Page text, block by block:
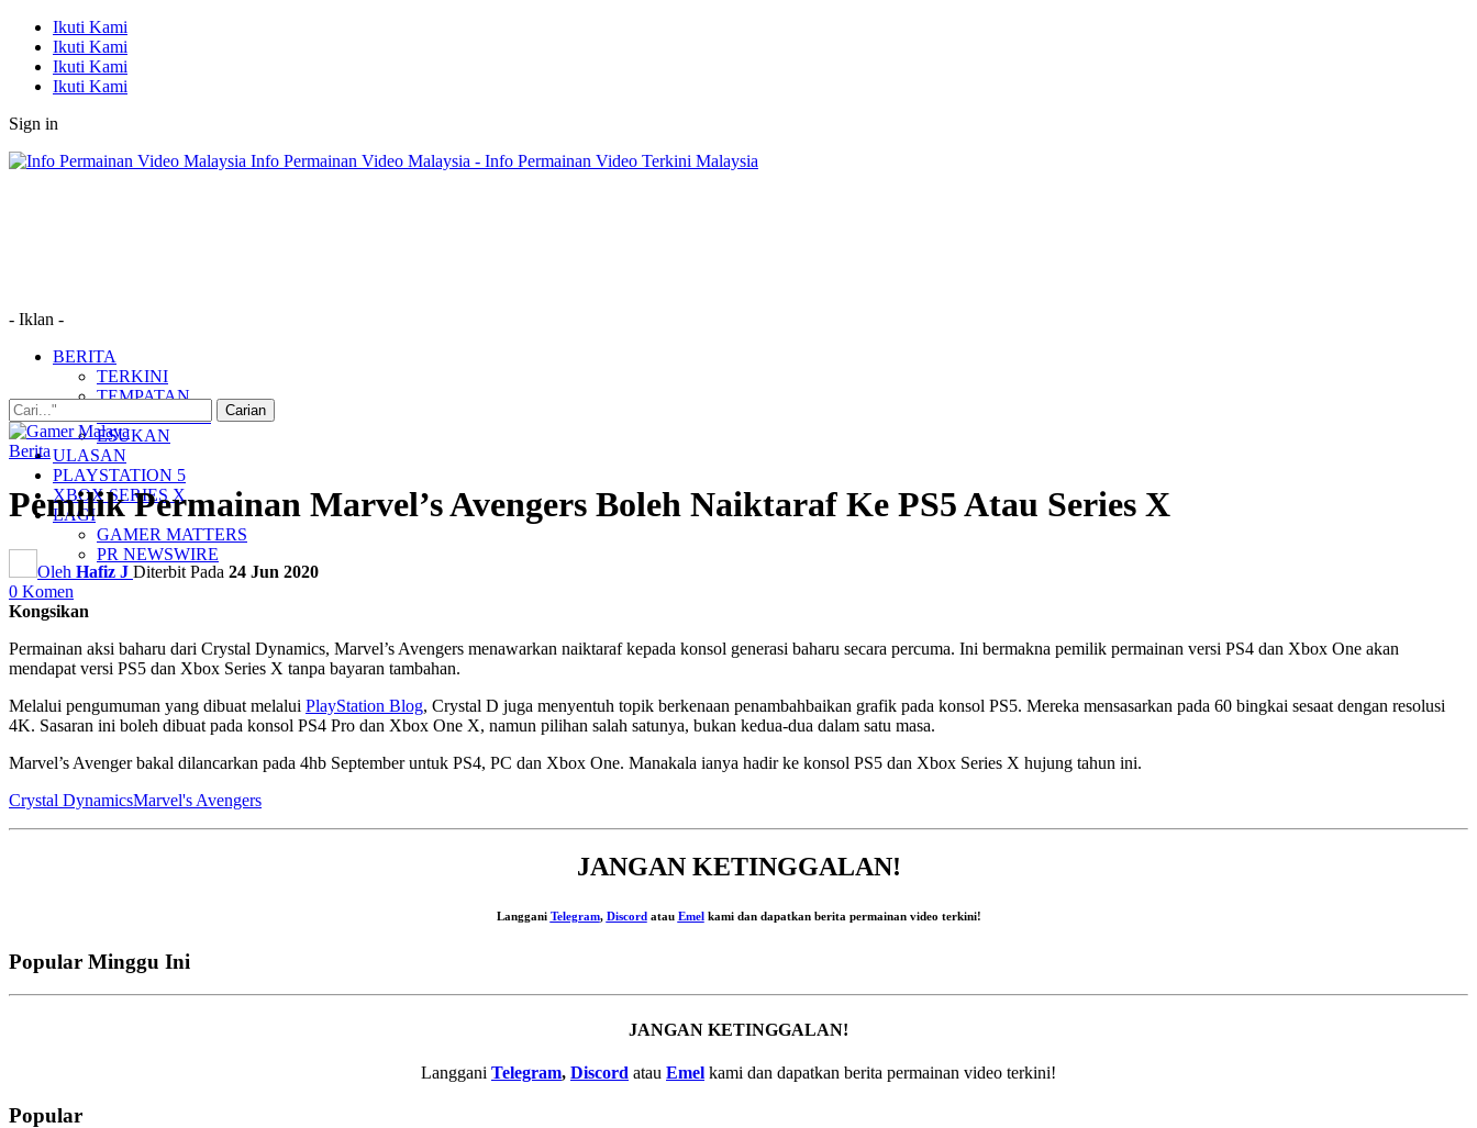
Ikuti Kami
Ikuti Kami
Ikuti Kami
Ikuti Kami
Sign in
Info Permainan Video Malaysia - Info Permainan Video Terkini Malaysia
- Iklan -
BERITA
TERKINI
TEMPATAN
ESUKAN
ULASAN
PLAYSTATION 5
XBOX SERIES X
LAGI
GAMER MATTERS
PR NEWSWIRE
Berita
Pemilik Permainan Marvel’s Avengers Boleh Naiktaraf Ke PS5 Atau Series X
Oleh Hafiz J Diterbit Pada 24 Jun 2020
0 Komen
Kongsikan
Permainan aksi baharu dari Crystal Dynamics, Marvel’s Avengers menawarkan naiktaraf kepada konsol generasi baharu secara percuma. Ini bermakna pemilik permainan versi PS4 dan Xbox One akan
mendapat versi PS5 dan Xbox Series X tanpa bayaran tambahan.
Melalui pengumuman yang dibuat melalui PlayStation Blog, Crystal D juga menyentuh topik berkenaan penambahbaikan grafik pada konsol PS5. Mereka mensasarkan pada 60 bingkai sesaat dengan resolusi
4K. Sasaran ini boleh dibuat pada konsol PS4 Pro dan Xbox One X, namun pilihan salah satunya, bukan kedua-dua dalam satu masa.
Marvel’s Avenger bakal dilancarkan pada 4hb September untuk PS4, PC dan Xbox One. Manakala ianya hadir ke konsol PS5 dan Xbox Series X hujung tahun ini.
Crystal DynamicsMarvel's Avengers
JANGAN KETINGGALAN!
Langgani Telegram, Discordatau Emel kami dan dapatkan berita permainan video terkini!
Popular Minggu Ini
JANGAN KETINGGALAN!
Langgani Telegram, Discord atau Emel kami dan dapatkan berita permainan video terkini!
Popular